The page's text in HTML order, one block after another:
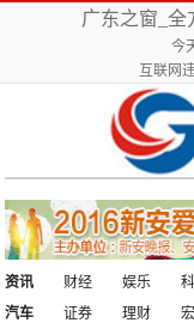
广东之窗_全
今
互联网
资讯 财经 娱乐
汽车
证券 理财